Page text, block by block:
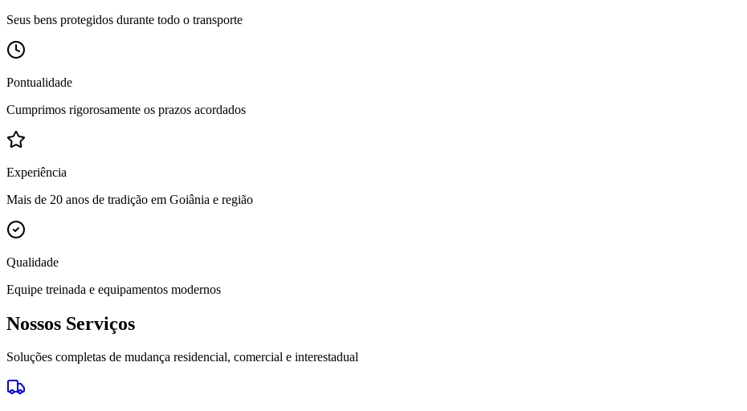
Seus bens protegidos durante todo o transporte
Pontualidade
Cumprimos rigorosamente os prazos acordados
Experiência
Mais de 20 anos de tradição em Goiânia e região
Qualidade
Equipe treinada e equipamentos modernos
Nossos Serviços
Soluções completas de mudança residencial, comercial e interestadual